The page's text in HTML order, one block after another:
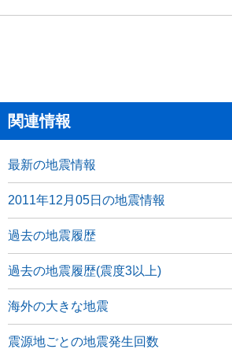
関連情報
最新の地震情報
2011年12月05日の地震情報
過去の地震履歴
過去の地震履歴(震度3以上)
海外の大きな地震
震源地ごとの地震発生回数